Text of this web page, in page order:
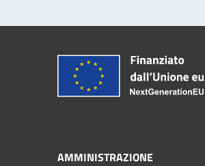
AMMINISTRAZIONE